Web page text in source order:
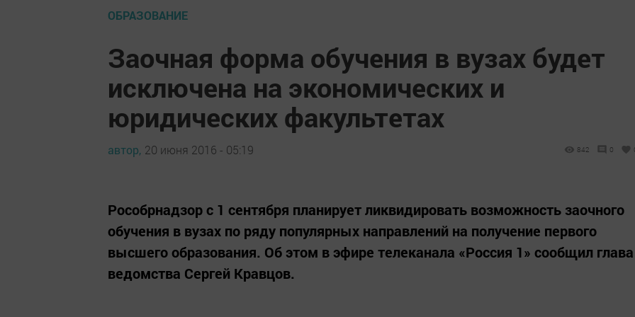
ОБРАЗОВАНИЕ
Заочная форма обучения в вузах будет
исключена на экономических и
юридических факультетах
автор, 20 июня 2016 - 05:19 842 0
Рособрнадзор с 1 сентября планирует ликвидировать возможность заочного
обучения в вузах по ряду популярных направлений на получение первого
высшего образования. Об этом в эфире телеканала «Россия 1» сообщил глава
ведомства Сергей Кравцов.